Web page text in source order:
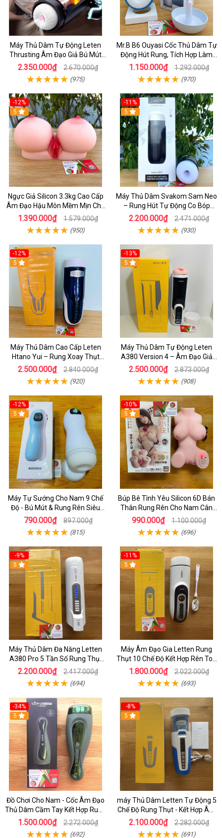
Máy Thủ Dâm Tự Động Leten
Thrusting Âm Đạo Giả Bú Mút
Cao Cấp Cho Nam
2.350.000₫ 2.670.000₫
(975)
Mr.B B6 Ouyasi Cốc Thủ Dâm Tự
Động Hút Rung, Tích Hợp Làm
Ấm Cao Cấp
1.150.000₫ 1.292.000₫
(970)
-12%
5
Ngực Giả Silicon 3.3kg Cao Cấp
Âm Đạo Hậu Môn Mềm Mịn Cho
Nam
1.390.000₫ 1.579.000₫
(950)
-11%
5
Máy Thủ Dâm Svakom Sam Neo
– Rung Hút Tự Động Co Bóp
Mạnh Mẽ Điều Khiển Từ Xa Qua
App Hiện Đại
2.200.000₫ 2.471.000₫
(930)
-12%
5
Máy Thủ Dâm Cao Cấp Leten
Htano Yui – Rung Xoay Thụt
Mạnh, Có Tiếng Rên JAV
2.500.000₫ 2.840.000₫
(920)
-13%
5
Máy Thủ Dâm Tự Động Leten
A380 Version 4 – Âm Đạo Giả
Đa Năng, Sục Mạnh Cực Sướng
2.500.000₫ 2.873.000₫
(908)
-12%
5
Máy Tự Sướng Cho Nam 9 Chế
Độ - Bú Mút & Rung Rên Siêu
Đỉnh
790.000₫ 897.000₫
(815)
-10%
5
Búp Bê Tình Yêu Silicon 6D Bán
Thân Rung Rên Cho Nam Cân
Nặng 2kg
990.000₫ 1.100.000₫
(696)
-9%
5
Máy Thủ Dâm Đa Năng Letten
A380 Pro 5 Tần Số Rung Thụt
Kết Hợp Tiếng Rên Và Toả Nhiệt
Sưởi Ấm
2.200.000₫ 2.417.000₫
(694)
-11%
5
Máy Âm Đạo Gia Letten Rung
Thụt 10 Chế Độ Kết Hợp Rên Toả
Nhiệt Và Sưởi Ấm 40 Độ - Âm
Đạo Giả HCM
1.800.000₫ 2.022.000₫
(693)
-34%
5
Đồ Chơi Cho Nam - Cốc Âm Đạo
Thủ Dâm Cầm Tay Kết Hợp Rung
Bú Mút Dương Vật Cho Nam Tự
Sướng Hiệu Quả
1.500.000₫ 2.272.000₫
(692)
-8%
5
máy Thủ Dâm Letten Tự Động 5
Chế Độ Rung Thụt - Kết Hợp Âm
Đạo Giả Rung Xoay Cao Cấp
2.100.000₫ 2.282.000₫
(691)